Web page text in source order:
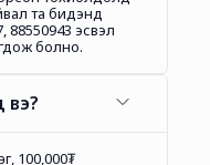
та бидэнд
88550943 эсвэл
болно.
вэ?
100,000₮